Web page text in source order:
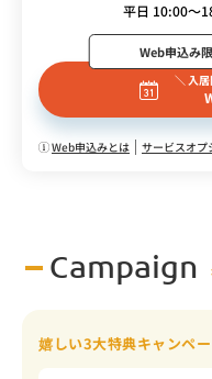
平日 10:00～
＼ 入
Web申込み
Web申込みとは サービスオプ
Campaign
嬉しい3大特典キャンペ